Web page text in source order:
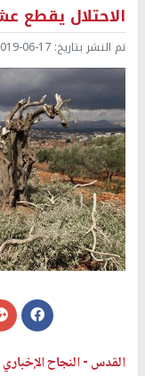
الاحتلال يقطع
تم النشر بتاريخ: 06-17 12:45
القدس -النجاح